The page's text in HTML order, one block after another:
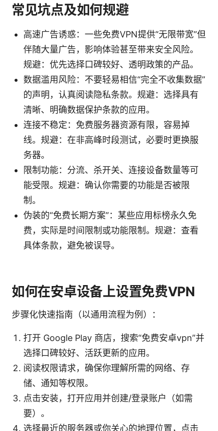
常见坑点及如何规避
高速广告诱惑：一些免费VPN提供“无限带宽”但
伴随大量广告，影响体验甚至带来安全风险。
规避：优先选择口碑较好、透明政策的产品。
数据滥用风险：不要轻易相信“完全不收集数据”
的声明，认真阅读隐私条款。规避：选择具有
清晰、明确数据保护条款的应用。
连接不稳定：免费服务器资源有限，容易掉
线。规避：在非高峰时段测试，必要时更换服
务器。
限制功能：分流、杀开关、连接设备数量等可
能受限。规避：确认你需要的功能是否被限
制。
伪装的“免费长期方案”：某些应用标榜永久免
费，实际是时间限制或功能限制。规避：查看
具体条款，避免被误导。
如何在安卓设备上设置免费VPN
步骤化快速指南（以通用流程为例）：
打开 Google Play 商店，搜索“免费安卓vpn”并
选择口碑较好、活跃更新的应用。
阅读权限请求，确保你理解所需的网络、存
储、通知等权限。
点击安装，打开应用并创建/登录账户（如需
要）。
选择最近的服务器或你关心的地理位置，点击